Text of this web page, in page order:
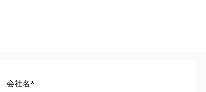
会社名*